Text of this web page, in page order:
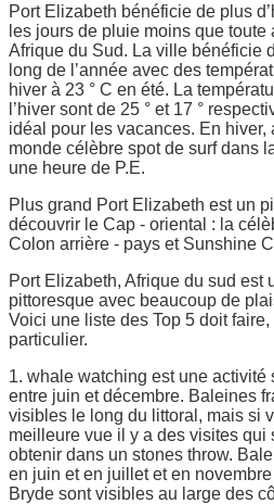
Port Elizabeth bénéficie de plus
les jours de pluie moins que toute
Afrique du Sud. La ville bénéficie
long de l’année avec des
hiver à 23 ° C en été. La
l’hiver sont de 25 ° et 17 °
idéal pour les vacances. En hiver,
monde célèbre spot de surf dans
une heure de P.E.
Plus grand Port Elizabeth est un
découvrir le Cap - oriental : la
Colon arrière - pays et Sunshine
Port Elizabeth, Afrique du sud est
pittoresque avec beaucoup de
Voici une liste des Top 5 doit
particulier.
1. whale watching est une
entre juin et décembre. Baleines
visibles le long du littoral, mais si
meilleure vue il y a des visites qui
obtenir dans un stones throw.
en juin et en juillet et en
Bryde sont visibles au large des